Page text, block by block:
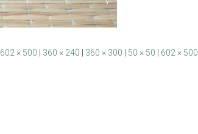
602 × 500 360 × 240 360 × 300 50 × 50 602 × 500